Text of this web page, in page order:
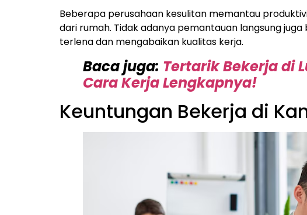
Beberapa perusahaan kesulitan memantau
dari rumah. Tidak adanya pemantauan langsung
terlena dan mengabaikan kualitas kerja.
Baca juga: Tertarik Bekerja di
Cara Kerja Lengkapnya!
Keuntungan Bekerja di